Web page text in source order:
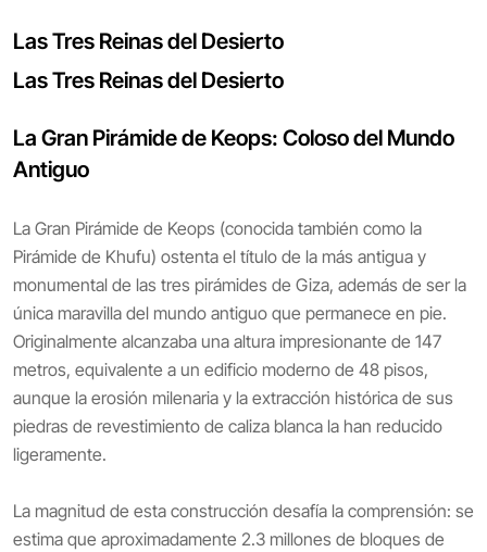
Las Tres Reinas del Desierto
Las Tres Reinas del Desierto
La Gran Pirámide de Keops: Coloso del Mundo
Antiguo
La Gran Pirámide de Keops (conocida también como la
Pirámide de Khufu) ostenta el título de la más antigua y
monumental de las tres pirámides de Giza, además de ser la
única maravilla del mundo antiguo que permanece en pie.
Originalmente alcanzaba una altura impresionante de 147
metros, equivalente a un edificio moderno de 48 pisos,
aunque la erosión milenaria y la extracción histórica de sus
piedras de revestimiento de caliza blanca la han reducido
ligeramente.
La magnitud de esta construcción desafía la comprensión: se
estima que aproximadamente 2.3 millones de bloques de